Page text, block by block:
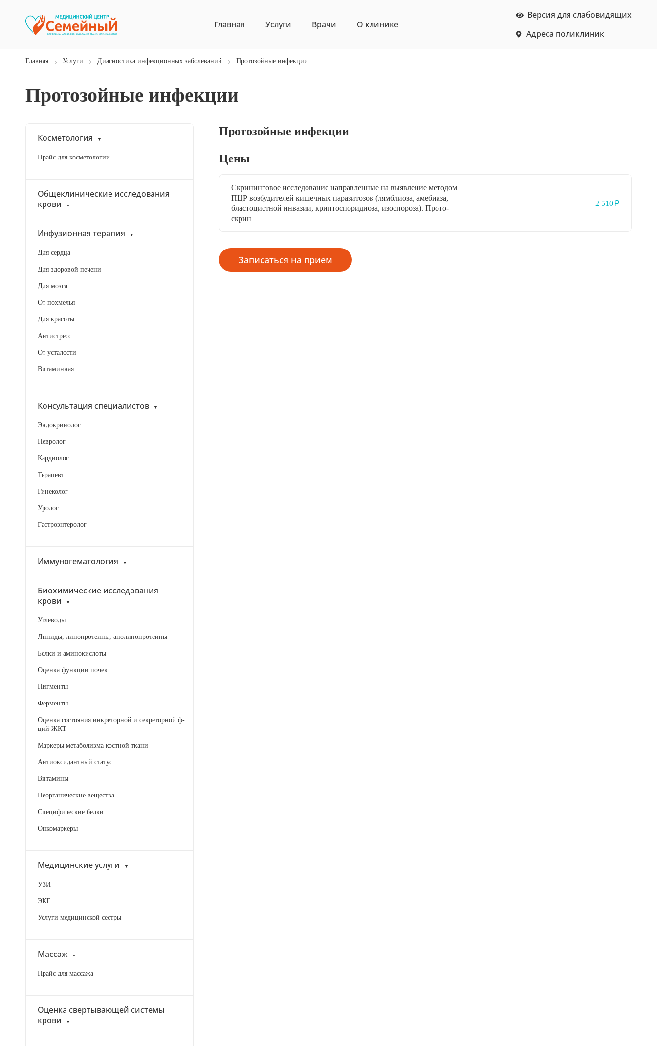
Главная Услуги Врачи О клинике
Версия для слабовидящих
Адреса поликлиник
Главная Услуги Диагностика инфекционных заболеваний Протозойные инфекции
Протозойные инфекции
Косметология
Прайс для косметологии
Общеклинические исследования
крови
Инфузионная терапия
Для сердца
Для здоровой печени
Для мозга
От похмелья
Для красоты
Антистресс
От усталости
Витаминная
Консультация специалистов
Эндокринолог
Невролог
Кардиолог
Терапевт
Гинеколог
Уролог
Гастроэнтеролог
Иммуногематология
Биохимические исследования
крови
Углеводы
Липиды, липопротеины, аполипопротеины
Белки и аминокислоты
Оценка функции почек
Пигменты
Ферменты
Оценка состояния инкреторной и секреторной ф-
ций ЖКТ
Маркеры метаболизма костной ткани
Антиоксидантный статус
Витамины
Неорганические вещества
Специфические белки
Онкомаркеры
Медицинские услуги
УЗИ
ЭКГ
Услуги медицинской сестры
Массаж
Прайс для массажа
Оценка свертывающей системы
крови
Протозойные инфекции
Цены
Скрининговое исследование направленные на выявление методом
ПЦР возбудителей кишечных паразитозов (лямблиоза, амебиаза,
бластоцистной инвазии, криптоспоридиоза, изоспороза). Прото-
скрин
2 510 ₽
Записаться на прием